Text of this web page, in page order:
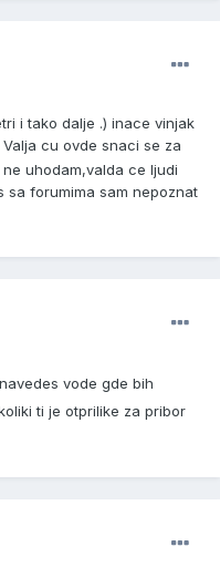
i tako dalje .) inace vinjak
cu ovde snaci se za
uhodam,valda ce ljudi
sa forumima sam nepoznat
vode gde bih
ti je otprilike za pribor